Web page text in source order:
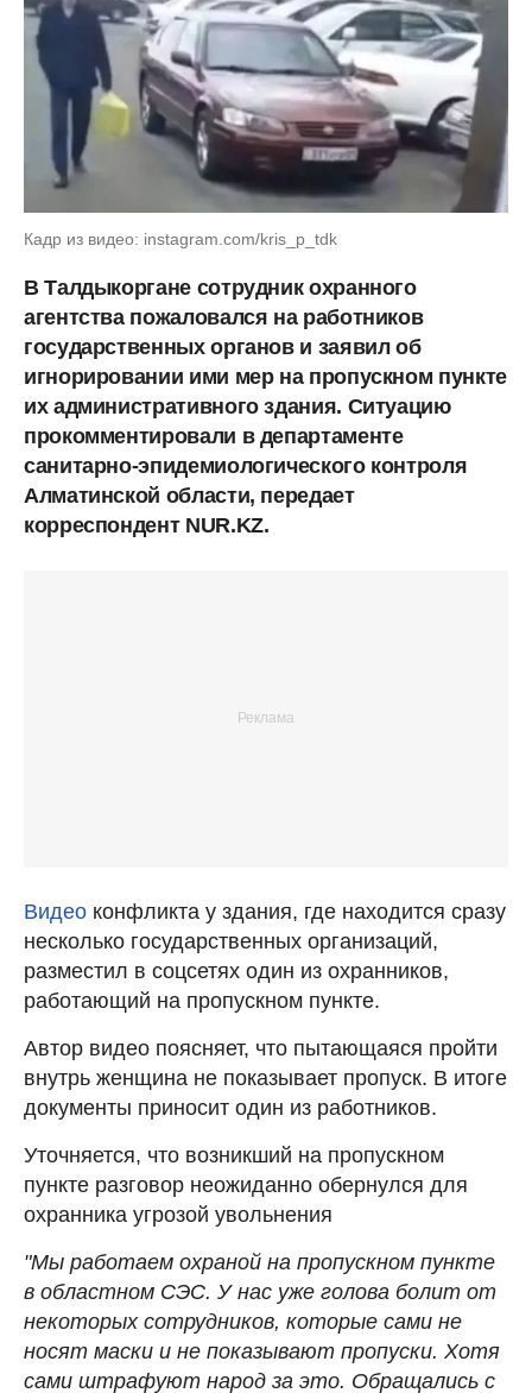
Кадр из видео: instagram.com/kris_p_tdk
В Талдыкоргане сотрудник охранного
агентства пожаловался на работников
государственных органов и заявил об
игнорировании ими мер на пропускном пункте
их административного здания. Ситуацию
прокомментировали в департаменте
санитарно-эпидемиологического контроля
Алматинской области, передает
корреспондент NUR.KZ.
Видео конфликта у здания, где находится сразу
несколько государственных организаций,
разместил в соцсетях один из охранников,
работающий на пропускном пункте.
Автор видео поясняет, что пытающаяся пройти
внутрь женщина не показывает пропуск. В итоге
документы приносит один из работников.
Уточняется, что возникший на пропускном
пункте разговор неожиданно обернулся для
охранника угрозой увольнения
"Мы работаем охраной на пропускном пункте
в областном СЭС. У нас уже голова болит от
некоторых сотрудников, которые сами не
носят маски и не показывают пропуски. Хотя
сами штрафуют народ за это. Обращались с